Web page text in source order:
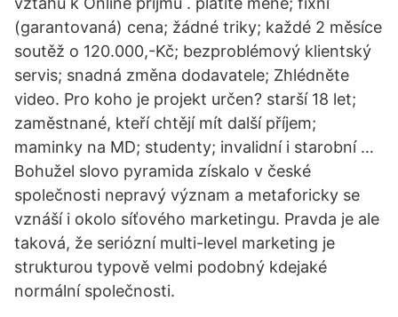
(garantovaná) cena; žádné triky; každé 2 měsíce
soutěž o 120.000,-Kč; bezproblémový klientský
servis; snadná změna dodavatele; Zhlédněte
video. Pro koho je projekt určen? starší 18 let;
zaměstnané, kteří chtějí mít další příjem;
maminky na MD; studenty; invalidní i starobní …
Bohužel slovo pyramida získalo v české
společnosti nepravý význam a metaforicky se
vznáší i okolo síťového marketingu. Pravda je ale
taková, že seriózní multi-level marketing je
strukturou typově velmi podobný kdejaké
normální společnosti.